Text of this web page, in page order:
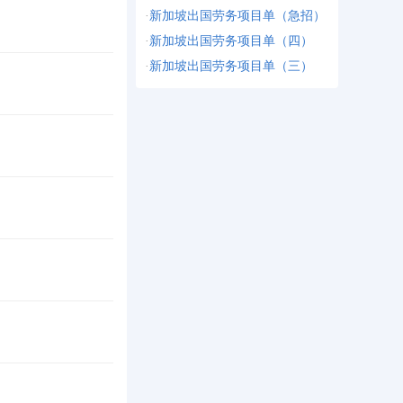
· 新加坡出国劳务项目单（急招）
· 新加坡出国劳务项目单（四）
· 新加坡出国劳务项目单（三）